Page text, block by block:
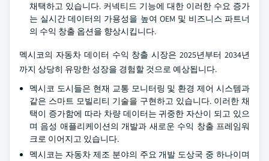
채택하고 있습니다. 커넥티드 기능에 대한 이러한 수요 증가
는 실시간 데이터의 가용성을 높여 OEM 및 비즈니스 파트너
의 수익 창출 옵션을 향상시킵니다.
멕시코의 자동차 데이터 수익 창출 시장은 2025년부터 2034년
까지 상당히 유망한 성장을 경험할 것으로 예상됩니다.
멕시코 도시들은 현재 교통 모니터링 및 환경 제어 시스템과
같은 스마트 모빌리티 기술을 구현하고 있습니다. 이러한 채
택이 증가함에 따라 차량 데이터는 귀중한 자산이 되고 있으
며 음성 애플리케이션의 개발과 새로운 수익 창출 프레임워
크로 이어지고 있습니다.
멕시코는 자동차 제조 분야의 주요 개발 도상국 중 하나이며